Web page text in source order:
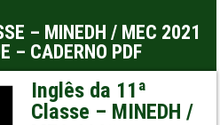
– MINEDH / MEC 2021
– CADERNO PDF
Inglês da 11ª
Classe – MINEDH /